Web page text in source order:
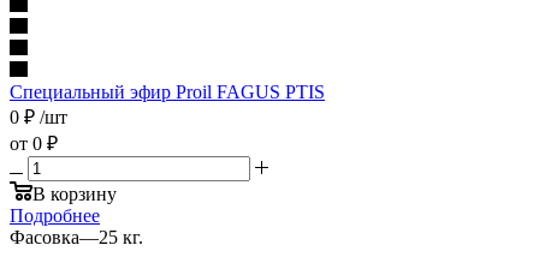
Специальный эфир Proil FAGUS PTIS
0 ₽ /шт
от 0 ₽
В корзину
Подробнее
Фасовка—25 кг.